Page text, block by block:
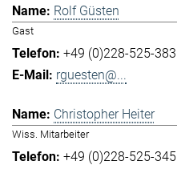
Rolf Güsten
Gast
+49 (0)228-525-383
rguesten@...
Christopher Heiter
Wiss. Mitarbeiter
+49 (0)228-525-345